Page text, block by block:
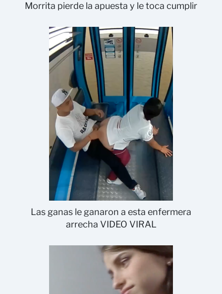
Morrita pierde la apuesta y le toca cumplir
Las ganas le ganaron a esta enfermera
arrecha VIDEO VIRAL